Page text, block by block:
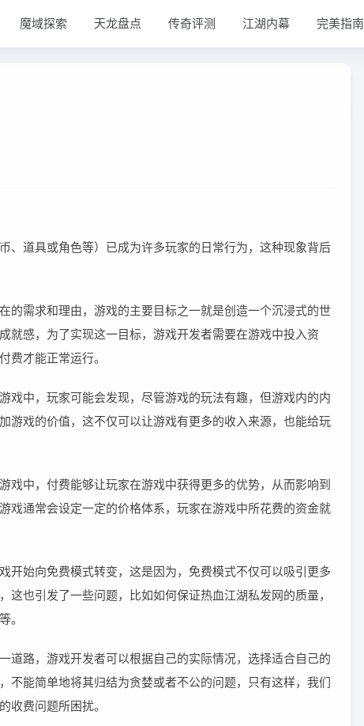
魔域探索 天龙盘点 传奇评测 江湖内幕 完美指南
、道具或角色等）已成为许多玩家的日常行为，这种现象背后
的需求和理由，游戏的主要目标之一就是创造一个沉浸式的世
就感，为了实现这一目标，游戏开发者需要在游戏中投入资
费才能正常运行。
戏中，玩家可能会发现，尽管游戏的玩法有趣，但游戏内的内
游戏的价值，这不仅可以让游戏有更多的收入来源，也能给玩
戏中，付费能够让玩家在游戏中获得更多的优势，从而影响到
戏通常会设定一定的价格体系，玩家在游戏中所花费的资金就
开始向免费模式转变，这是因为，免费模式不仅可以吸引更多
也引发了一些问题，比如如何保证热血江湖私发网的质量，
。
道路，游戏开发者可以根据自己的实际情况，选择适合自己的
不能简单地将其归结为贪婪或者不公的问题，只有这样，我们
收费问题所困扰。